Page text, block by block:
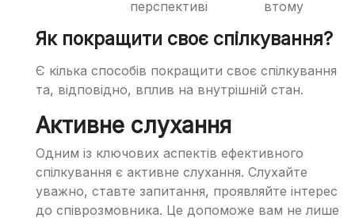
перспективі
втому
Як покращити своє спілкування?
Є кілька способів покращити своє спілкування
та, відповідно, вплив на внутрішній стан.
Активне слухання
Одним із ключових аспектів ефективного
спілкування є активне слухання. Слухайте
уважно, ставте запитання, проявляйте інтерес
до співрозмовника. Це допоможе вам не лише